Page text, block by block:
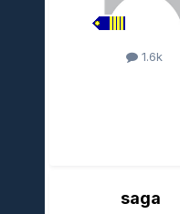
1.6k
saga